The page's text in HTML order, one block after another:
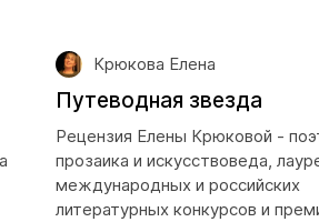
Крюкова Елена
Путеводная звезда
Рецензия Елены Крюковой -
прозаика и искусствоведа,
международных и российских
литературных конкурсов и